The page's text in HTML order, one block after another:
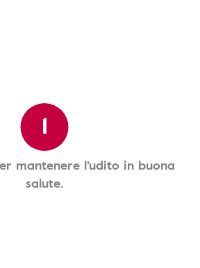
1
mantenere l'udito in buona
salute.